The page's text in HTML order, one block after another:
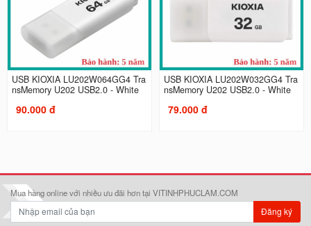
USB KIOXIA LU202W064GG4 Tra
nsMemory U202 USB2.0 - White
90.000 đ
USB KIOXIA LU202W032GG4 Tra
nsMemory U202 USB2.0 - White
79.000 đ
Mua hàng online với nhiều ưu đãi hơn tại VITINHPHUCLAM.COM
Đăng ký